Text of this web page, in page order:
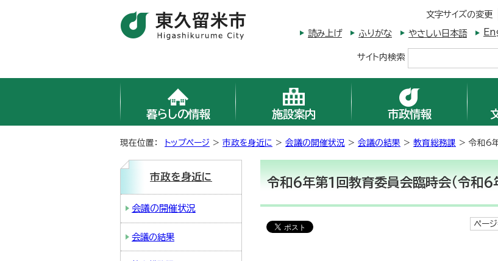
文字サイズの変更
読み上げ ふりがな やさしい日本語
サイト内検索
暮らしの情報 施設案内 市政情報
現在位置： トップページ > 市政を身近に > 会議の開催状況 > 会議の結果 > 教育総務課 > 令和6
令和6年第1回教育委員会臨時会(令和6
ペー
市政を身近に
会議の開催状況
会議の結果